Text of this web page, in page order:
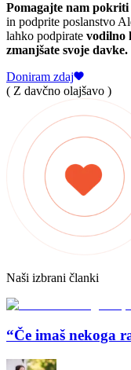
Pomagajte nam
in podprite poslanstvo
lahko podpirate vodilno
zmanjšate svoje davke.
Doniram zdaj
( Z davčno olajšavo )
Naši izbrani članki
“Če imaš nekoga